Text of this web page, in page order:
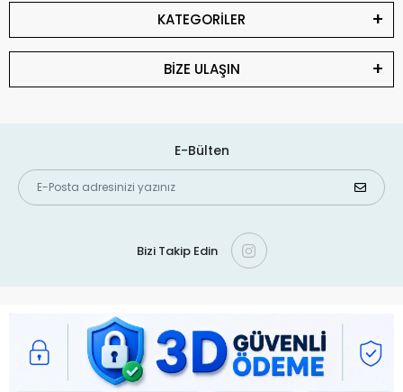
KATEGORİLER
BİZE ULAŞIN
E-Bülten
Bizi Takip Edin